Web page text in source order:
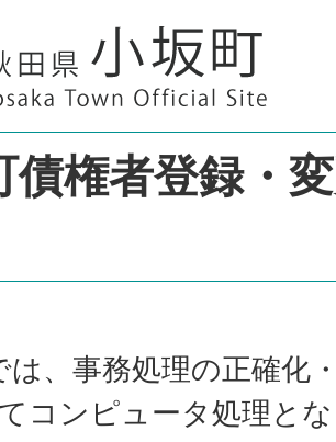
債権者登録・
は、事務処理の正確化
コンピュータ処理と